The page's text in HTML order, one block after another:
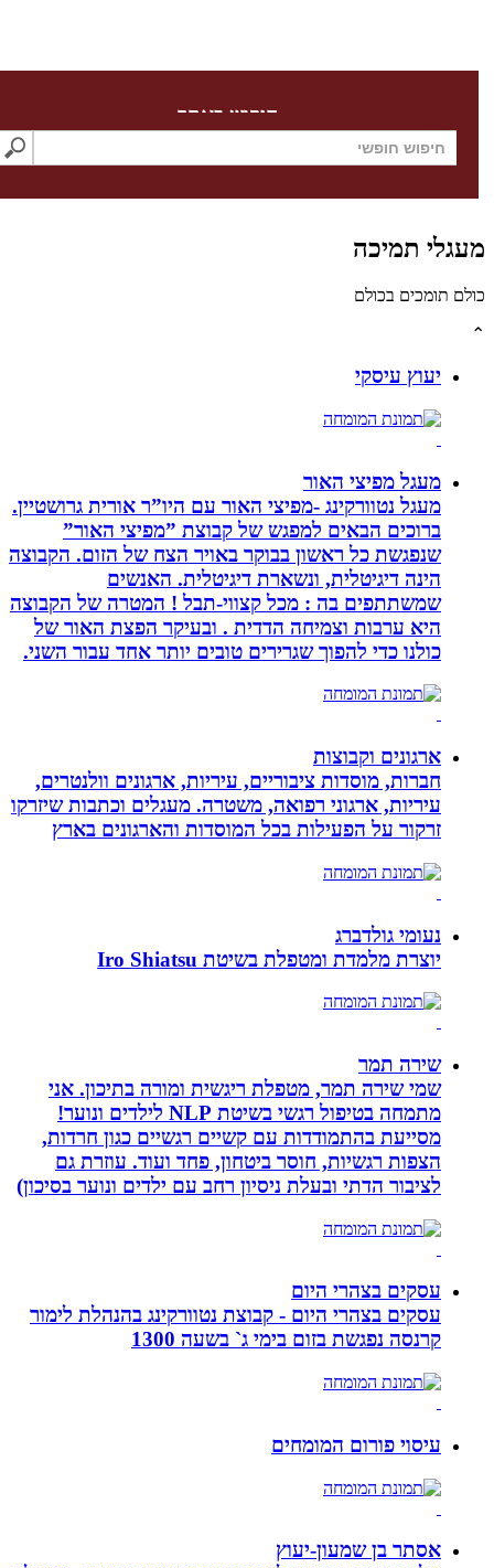
חיפוש באתר
תמיכה
בכולם
יעוץ עיסקי
מעגל מפיצי האור
מעגל נטוורקינג -מפיצי האור עם היו”ר אורית גרושטיין.
ברוכים הבאים למפגש של קבוצת ”מפיצי האור”
שנפגשת כל ראשון בבוקר באויר הצח של הזום. הקבוצה
הינה דיגיטלית, ונשארת דיגיטלית. האנשים
שמשתתפים בה : מכל קצווי-תבל ! המטרה של הקבוצה
היא ערבות וצמיחה הדדית . ובעיקר הפצת האור של
כולנו כדי להפוך שגרירים טובים יותר אחד עבור השני.
ארגונים וקבוצות
חברות, מוסדות ציבוריים, עיריות, ארגונים וולנטרים,
עיריות, ארגוני רפואה, משטרה. מעגלים וכתבות שיזרקו
זרקור על הפעילות בכל המוסדות והארגונים בארץ
נעומי גולדברג
יוצרת מלמדת ומטפלת בשיטת Iro Shiatsu
שירה תמר
שמי שירה תמר, מטפלת ריגשית ומורה בתיכון. אני
מתמחה בטיפול רגשי בשיטת NLP לילדים ונוער!
מסייעת בהתמודדות עם קשיים רגשיים כגון חרדות,
הצפות רגשיות, חוסר ביטחון, פחד ועוד. עוזרת גם
לציבור הדתי ובעלת ניסיון רחב עם ילדים ונוער בסיכון)
עסקים בצהרי היום
עסקים בצהרי היום - קבוצת נטוורקינג בהנהלת לימור
קרנסה נפגשת בזום בימי ג` בשעה 1300
עיסוי פורום המומחים
אסתר בן שמעון-יעוץ